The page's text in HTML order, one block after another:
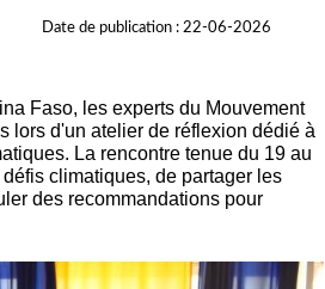
Date de publication : 22-06-2026
Faso, les experts du Mouvement
lors d'un atelier de réflexion dédié à
La rencontre tenue du 19 au
climatiques, de partager les
des recommandations pour